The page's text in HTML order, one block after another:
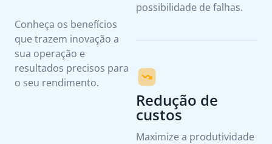
Conheça os benefícios
que trazem inovação a
sua operação e
resultados precisos para
o seu rendimento.
possibilidade de falhas.
Redução de
custos
Maximize a produtividade